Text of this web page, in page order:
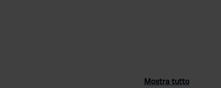
Mostra tutto